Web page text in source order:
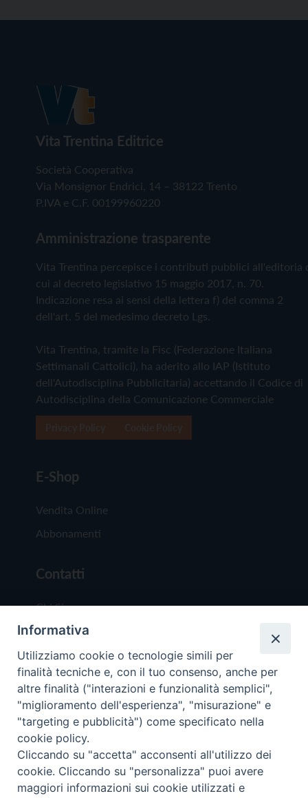
Vita Trentina Editrice
Società Cooperativa
Via Monsignor Endrici, 14 – 38122 Trento
P.IVA e C.F. 00199960220
Amministrazione trasparente
Vita Trentina percepisce i contributi pubblici all'editoria
cui al decreto legislativo 15 maggio 2017, n. 70.
Indicazione resa ai sensi della lettera f) del comma 2
dell'art. 5 del medesimo decreto Lgs.
Vita Trentina, tramite la Fisc (Federazione Italiana
Settimanali Cattolici), ha aderito allo IAP (Istituto
dell'Autodisciplina Pubblicitaria) accettando il Codice di
Autodisciplina della Comunicazione Commerciale
E-Shop
Vendita Online
Abbonamenti
Contatti
Chi Siamo
Redazione
Scrivici
Copyright © 2019 - Tutti i diritti riservati - Vita
Trentina Editrice
Privacy Policy
Informativa
Utilizziamo cookie o tecnologie simili per
finalità tecniche e, con il tuo consenso, anche per
altre finalità ("interazioni e funzionalità semplici",
"miglioramento dell'esperienza", "misurazione" e
"targeting e pubblicità") come specificato nella
cookie policy.
Cliccando su "accetta" acconsenti all'utilizzo dei
cookie. Cliccando su "personalizza" puoi avere
maggiori informazioni sui cookie utilizzati e